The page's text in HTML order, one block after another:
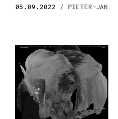
05.09.2022 / PIETER-JAN